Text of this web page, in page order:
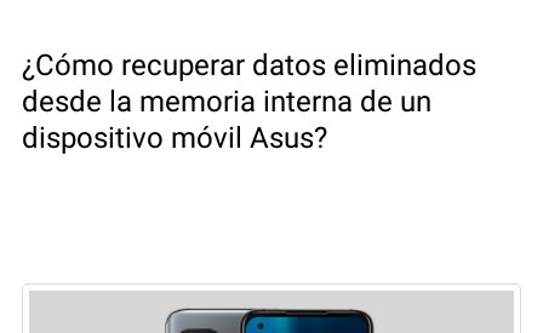
¿Cómo recuperar datos eliminados
desde la memoria interna de un
dispositivo móvil Asus?